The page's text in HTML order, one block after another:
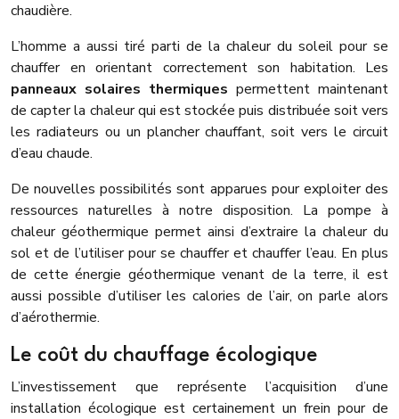
chaudière.
L’homme a aussi tiré parti de la chaleur du soleil pour se
chauffer en orientant correctement son habitation. Les
panneaux solaires thermiques permettent maintenant
de capter la chaleur qui est stockée puis distribuée soit vers
les radiateurs ou un plancher chauffant, soit vers le circuit
d’eau chaude.
De nouvelles possibilités sont apparues pour exploiter des
ressources naturelles à notre disposition. La pompe à
chaleur géothermique permet ainsi d’extraire la chaleur du
sol et de l’utiliser pour se chauffer et chauffer l’eau. En plus
de cette énergie géothermique venant de la terre, il est
aussi possible d’utiliser les calories de l’air, on parle alors
d’aérothermie.
Le coût du chauffage écologique
L’investissement que représente l’acquisition d’une
installation écologique est certainement un frein pour de